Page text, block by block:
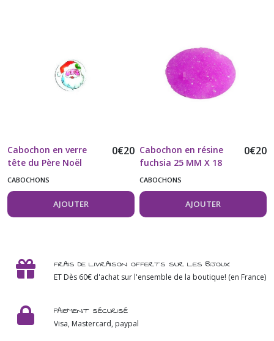
Cabochon en verre
tête du Père Noël
16MM vendu à l'unité
0€20
CABOCHONS
AJOUTER
Cabochon en résine
fuchsia 25 MM X 18
MM vendu à l'unité
0€20
CABOCHONS
AJOUTER
FRAIS DE LIVRAISON OFFERTS SUR LES BIJOUX
ET Dès 60€ d'achat sur l'ensemble de la boutique! (en France)
PAIEMENT SÉCURISÉ
Visa, Mastercard, paypal